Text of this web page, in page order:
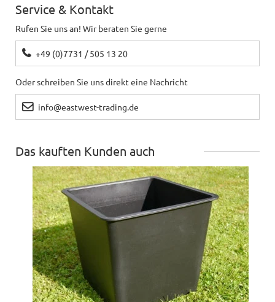
Service & Kontakt
Rufen Sie uns an! Wir beraten Sie gerne
+49 (0)7731 / 505 13 20
Oder schreiben Sie uns direkt eine Nachricht
info@eastwest-trading.de
Das kauften Kunden auch